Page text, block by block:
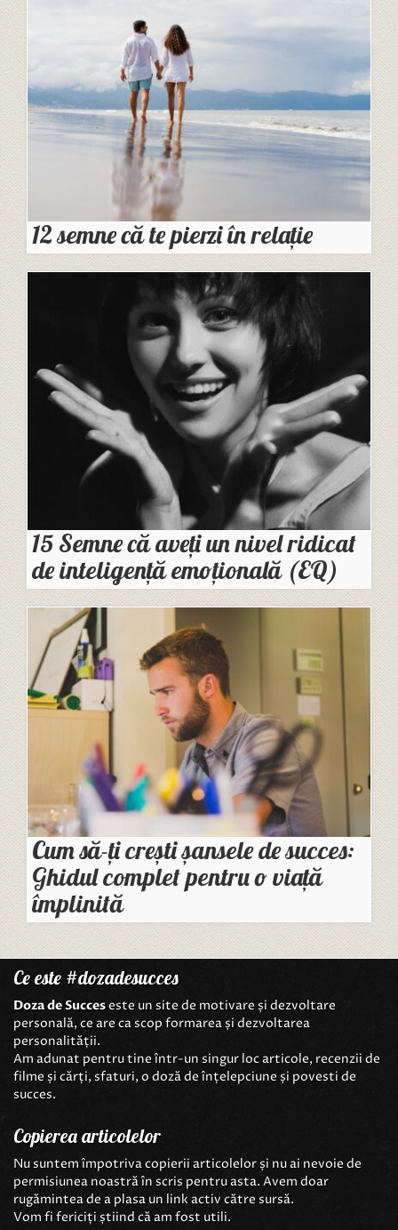
12 semne că te pierzi în relație
15 Semne că aveți un nivel ridicat
de inteligență emoțională (EQ)
Cum să-ți crești șansele de succes:
Ghidul complet pentru o viață
împlinită
Ce este #dozadesucces
Doza de Succeseste un site de motivare și dezvoltare
personală, ce are ca scop formarea și dezvoltarea
personalității.
Am adunat pentru tine într-un singur loc articole, recenzii de
filme și cărți, sfaturi, o doză de înțelepciune și povesti de
succes.
Copierea articolelor
Nu suntem împotriva copierii articolelor și nu ai nevoie de
permisiunea noastră în scris pentru asta. Avem doar
rugămintea de a plasa un link activ către sursă.
Vom fi fericiți știind că am fost utili.